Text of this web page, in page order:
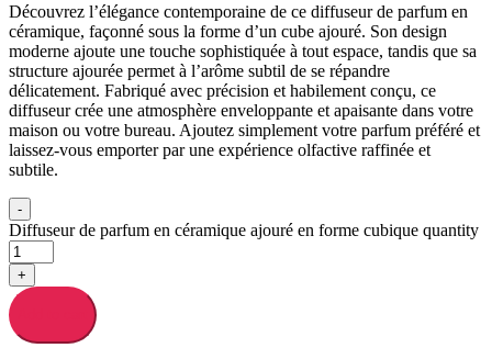
Découvrez l’élégance contemporaine de ce diffuseur de parfum en
céramique, façonné sous la forme d’un cube ajouré. Son design
moderne ajoute une touche sophistiquée à tout espace, tandis que sa
structure ajourée permet à l’arôme subtil de se répandre
délicatement. Fabriqué avec précision et habilement conçu, ce
diffuseur crée une atmosphère enveloppante et apaisante dans votre
maison ou votre bureau. Ajoutez simplement votre parfum préféré et
laissez-vous emporter par une expérience olfactive raffinée et
subtile.
-
Diffuseur de parfum en céramique ajouré en forme cubique quantity
+